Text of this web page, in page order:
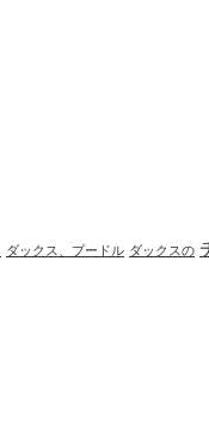
ダックス、プードル ダックスの